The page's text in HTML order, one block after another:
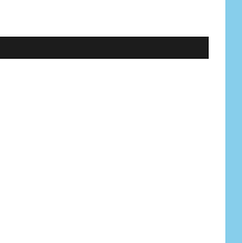
Polres Batu Bara